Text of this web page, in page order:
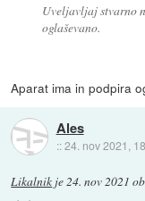
Uveljavljaj stvarno
oglaševano.
Aparat ima in podpira
Ales
::24. nov 2021,
Likalnik je24. nov 2021